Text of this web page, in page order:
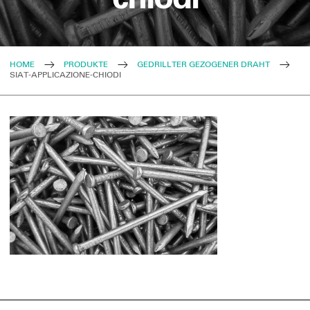
HOME PRODUKTE
GEDRILLTER GEZOGENER DRAHT
SIAT-APPLICAZIONE-CHIODI